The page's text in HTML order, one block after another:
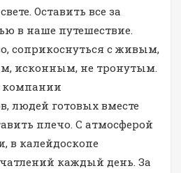
Оставить все за
в наше путешествие.
соприкоснуться с живым,
исконным, не тронутым.
компании
людей готовых вместе
плечо. С атмосферой
в калейдоскопе
каждый день. За